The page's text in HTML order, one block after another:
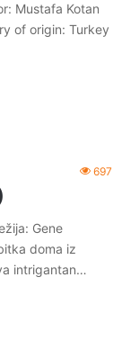
Mustafa Kotan
of origin: Turkey
697
Gene
doma iz
intrigantan…